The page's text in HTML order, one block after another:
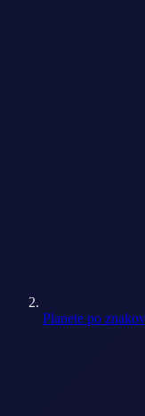
Planete po